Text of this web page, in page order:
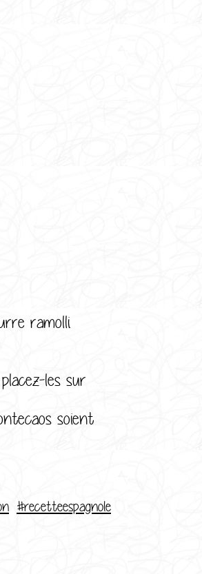
ramolli.
les sur
soient
#recetteespagnole